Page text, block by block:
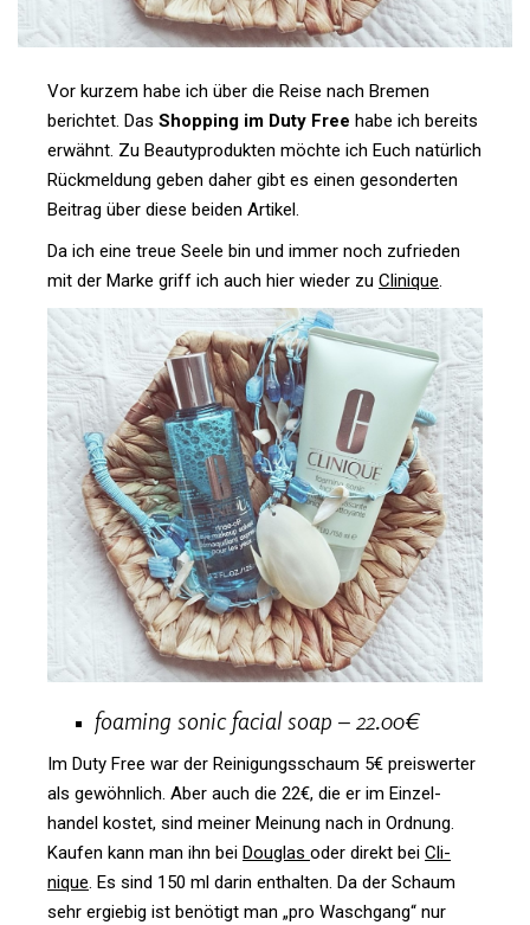
Vor kurzem habe ich über die Reise nach Bremen
berichtet. Das Shop­ping im Duty Free habe ich bereits
erwähnt. Zu Beau­ty­pro­dukten möchte ich Euch natür­lich
Rück­mel­dung geben daher gibt es einen geson­derten
Bei­trag über diese beiden Artikel.
Da ich eine treue Seele bin und immer noch zufrieden
mit der Marke griff ich auch hier wieder zu Cli­nique.
foa­ming sonic facial soap – 22.00€
Im Duty Free war der Rei­ni­gungs­schaum 5€ preis­werter
als gewöhn­lich. Aber auch die 22€, die er im Ein­zel­
handel kostet, sind meiner Mei­nung nach in Ord­nung.
Kaufen kann man ihn bei Dou­glas oder direkt bei Cli­
nique. Es sind 150 ml darin ent­halten. Da der Schaum
sehr ergiebig ist benö­tigt man „pro Wasch­gang“ nur